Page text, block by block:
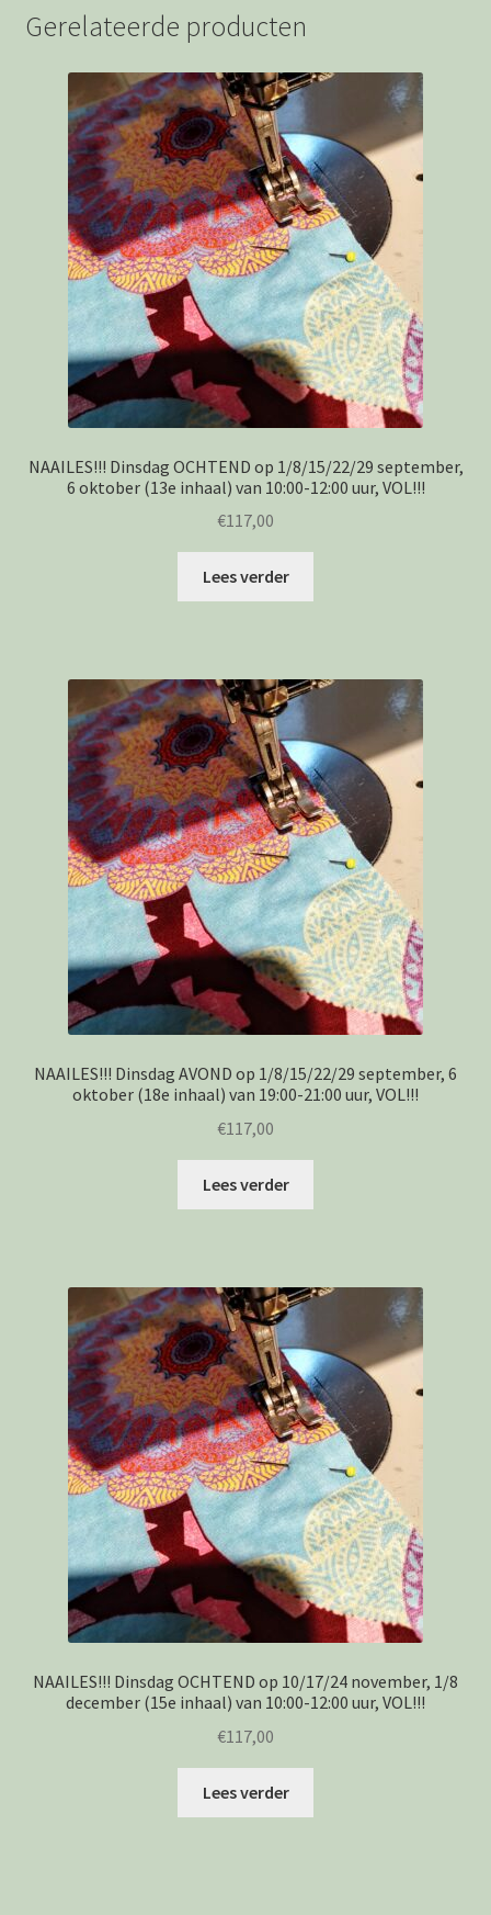
Gerelateerde producten
NAAILES!!! Dinsdag OCHTEND op 1/8/15/22/29 september,
6 oktober (13e inhaal) van 10:00-12:00 uur, VOL!!!
€117,00
Lees verder
NAAILES!!! Dinsdag AVOND op 1/8/15/22/29 september, 6
oktober (18e inhaal) van 19:00-21:00 uur, VOL!!!
€117,00
Lees verder
NAAILES!!! Dinsdag OCHTEND op 10/17/24 november, 1/8
december (15e inhaal) van 10:00-12:00 uur, VOL!!!
€117,00
Lees verder